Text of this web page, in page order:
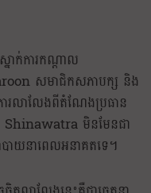
ាក់ការកណ្តាល
សមាជិកសភាបក្ស និង
រលាលែងពីតំណែងប្រធាន
មិនមែនជា
បាយនាពេលអនាគតទេ។